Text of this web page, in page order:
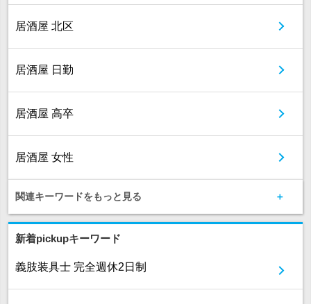
居酒屋 北区
居酒屋 日勤
居酒屋 高卒
居酒屋 女性
関連キーワードをもっと見る
新着pickupキーワード
義肢装具士 完全週休2日制